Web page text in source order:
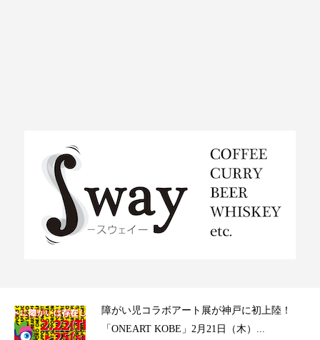
障がい児コラボアート展が神戸に初上陸！
「ONEART KOBE」2月21日（木）...